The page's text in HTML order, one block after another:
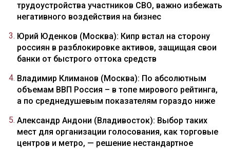
трудоустройства участников СВО, важно избежать
негативного воздействия на бизнес
Юрий Юденков (Москва): Кипр встал на сторону
россиян в разблокировке активов, защищая свои
банки от быстрого оттока средств
Владимир Климанов (Москва): По абсолютным
объемам ВВП Россия – в топе мирового рейтинга,
а по среднедушевым показателям гораздо ниже
Александр Андони (Владивосток): Выбор таких
мест для организации голосования, как торговые
центров и метро, — решение нестандартное